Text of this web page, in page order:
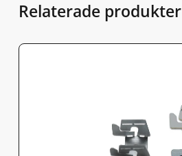
Relaterade produkter